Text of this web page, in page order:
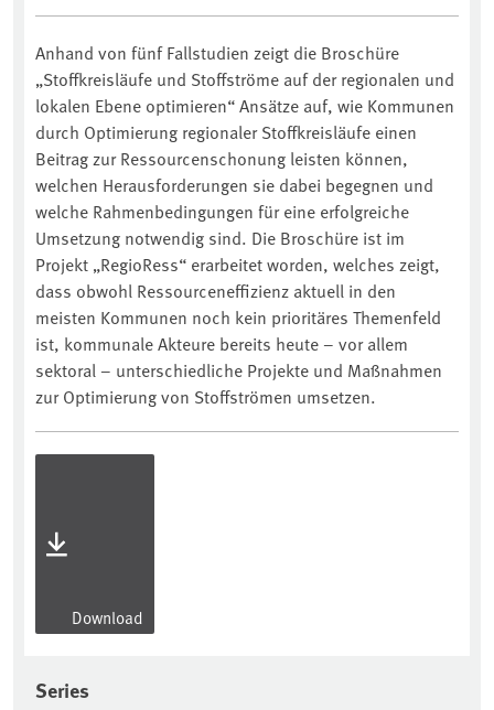
Anhand von fünf Fallstudien zeigt die Broschüre
„Stoffkreisläufe und Stoffströme auf der regionalen und
lokalen Ebene optimieren“ Ansätze auf, wie Kommunen
durch Optimierung regionaler Stoffkreisläufe einen
Beitrag zur Ressourcenschonung leisten können,
welchen Herausforderungen sie dabei begegnen und
welche Rahmenbedingungen für eine erfolgreiche
Umsetzung notwendig sind. Die Broschüre ist im
Projekt „RegioRess“ erarbeitet worden, welches zeigt,
dass obwohl Ressourceneffizienz aktuell in den
meisten Kommunen noch kein prioritäres Themenfeld
ist, kommunale Akteure bereits heute – vor allem
sektoral – unterschiedliche Projekte und Maßnahmen
zur Optimierung von Stoffströmen umsetzen.
Download
Series